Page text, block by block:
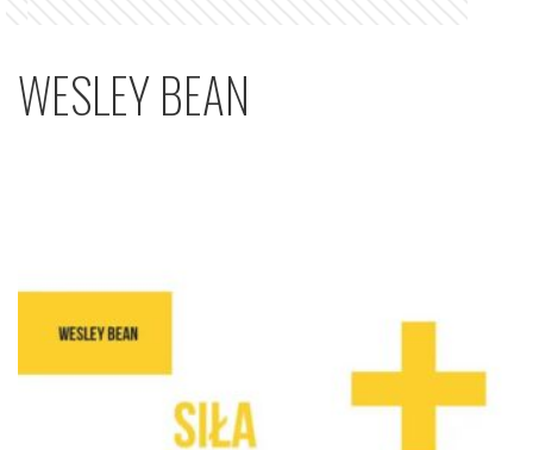
WESLEY BEAN